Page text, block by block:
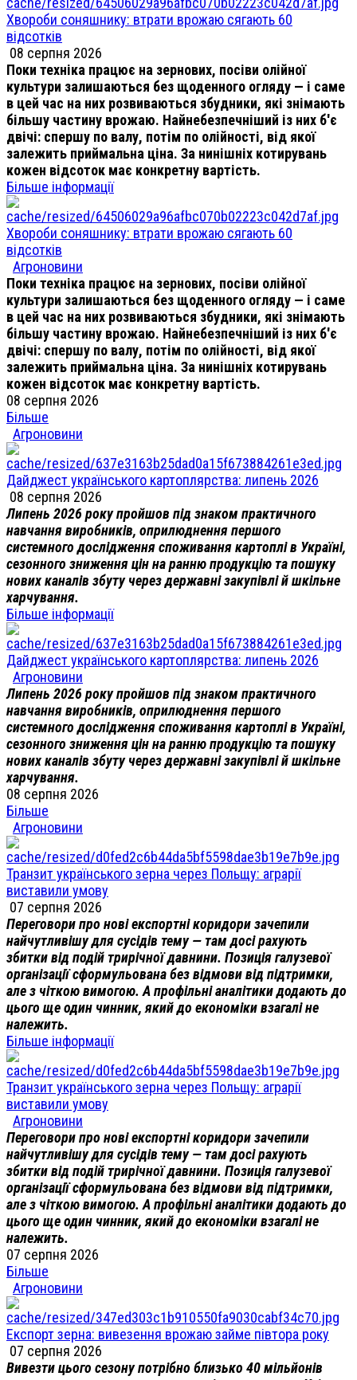
Хвороби соняшнику: втрати врожаю сягають 60
відсотків
08 серпня 2026
Поки техніка працює на зернових, посіви олійної
культури залишаються без щоденного огляду — і саме
в цей час на них розвиваються збудники, які знімають
більшу частину врожаю. Найнебезпечніший із них б'є
двічі: спершу по валу, потім по олійності, від якої
залежить приймальна ціна. За нинішніх котирувань
кожен відсоток має конкретну вартість.
Більше інформації
Хвороби соняшнику: втрати врожаю сягають 60
відсотків
Агроновини
Поки техніка працює на зернових, посіви олійної
культури залишаються без щоденного огляду — і саме
в цей час на них розвиваються збудники, які знімають
більшу частину врожаю. Найнебезпечніший із них б'є
двічі: спершу по валу, потім по олійності, від якої
залежить приймальна ціна. За нинішніх котирувань
кожен відсоток має конкретну вартість.
08 серпня 2026
Більше
Агроновини
Дайджест українського картоплярства: липень 2026
08 серпня 2026
Липень 2026 року пройшов під знаком практичного
навчання виробників, оприлюднення першого
системного дослідження споживання картоплі в Україні,
сезонного зниження цін на ранню продукцію та пошуку
нових каналів збуту через державні закупівлі й шкільне
харчування.
Більше інформації
Дайджест українського картоплярства: липень 2026
Агроновини
Липень 2026 року пройшов під знаком практичного
навчання виробників, оприлюднення першого
системного дослідження споживання картоплі в Україні,
сезонного зниження цін на ранню продукцію та пошуку
нових каналів збуту через державні закупівлі й шкільне
харчування.
08 серпня 2026
Більше
Агроновини
Транзит українського зерна через Польщу: аграрії
виставили умову
07 серпня 2026
Переговори про нові експортні коридори зачепили
найчутливішу для сусідів тему — там досі рахують
збитки від подій трирічної давнини. Позиція галузевої
організації сформульована без відмови від підтримки,
але з чіткою вимогою. А профільні аналітики додають до
цього ще один чинник, який до економіки взагалі не
належить.
Більше інформації
Транзит українського зерна через Польщу: аграрії
виставили умову
Агроновини
Переговори про нові експортні коридори зачепили
найчутливішу для сусідів тему — там досі рахують
збитки від подій трирічної давнини. Позиція галузевої
організації сформульована без відмови від підтримки,
але з чіткою вимогою. А профільні аналітики додають до
цього ще один чинник, який до економіки взагалі не
належить.
07 серпня 2026
Більше
Агроновини
Експорт зерна: вивезення врожаю займе півтора року
07 серпня 2026
Вивезти цього сезону потрібно близько 40 мільйонів